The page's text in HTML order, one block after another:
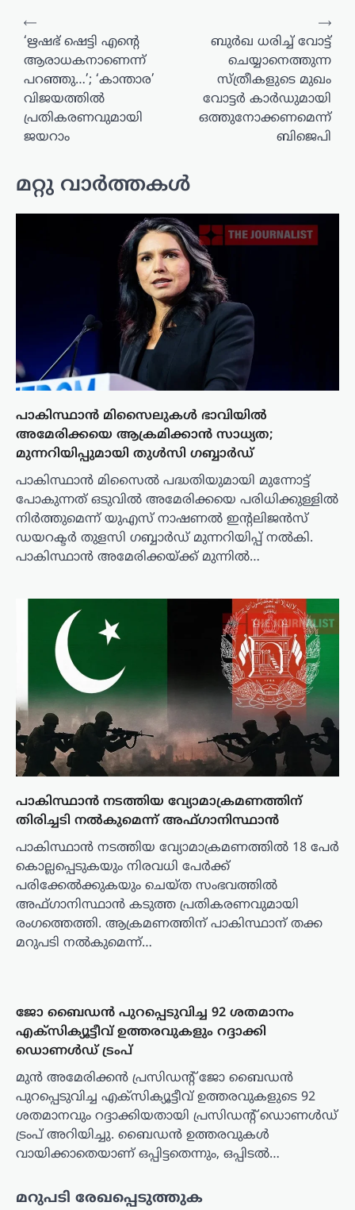
പോസ്റ്റുകളിലൂടെ
⟵
‘ഋഷഭ് ഷെട്ടി എന്റെ
ആരാധകനാണെന്ന്
പറഞ്ഞു…’; ‘കാന്താര’
വിജയത്തിൽ
പ്രതികരണവുമായി
ജയറാം
ബുർഖ ധരിച്ച് വോട്ട്
ചെയ്യാനെത്തുന്ന
സ്ത്രീകളുടെ മുഖം
വോട്ടർ കാർഡുമായി
ഒത്തുനോക്കണമെന്ന്
ബിജെപി
⟶
മറ്റു വാർത്തകൾ
പാകിസ്ഥാൻ മിസൈലുകൾ ഭാവിയിൽ
അമേരിക്കയെ ആക്രമിക്കാൻ സാധ്യത;
മുന്നറിയിപ്പുമായി തുൾസി ഗബ്ബാർഡ്
പാകിസ്ഥാൻ മിസൈൽ പദ്ധതിയുമായി മുന്നോട്ട്
പോകുന്നത് ഒടുവിൽ അമേരിക്കയെ പരിധിക്കുള്ളിൽ
നിർത്തുമെന്ന് യുഎസ് നാഷണൽ ഇന്റലിജൻസ്
ഡയറക്ടർ തുളസി ഗബ്ബാർഡ് മുന്നറിയിപ്പ് നൽകി.
പാകിസ്ഥാൻ അമേരിക്കയ്ക്ക് മുന്നിൽ…
പാകിസ്ഥാൻ നടത്തിയ വ്യോമാക്രമണത്തിന്
തിരിച്ചടി നൽകുമെന്ന് അഫ്ഗാനിസ്ഥാൻ
പാകിസ്ഥാൻ നടത്തിയ വ്യോമാക്രമണത്തിൽ 18 പേർ
കൊല്ലപ്പെടുകയും നിരവധി പേർക്ക്
പരിക്കേൽക്കുകയും ചെയ്ത സംഭവത്തിൽ
അഫ്ഗാനിസ്ഥാൻ കടുത്ത പ്രതികരണവുമായി
രംഗത്തെത്തി. ആക്രമണത്തിന് പാകിസ്ഥാന് തക്ക
മറുപടി നൽകുമെന്ന്…
ജോ ബൈഡൻ പുറപ്പെടുവിച്ച 92 ശതമാനം
എക്‌സിക്യൂട്ടീവ് ഉത്തരവുകളും റദ്ദാക്കി
ഡൊണൾഡ് ട്രംപ്
മുൻ അമേരിക്കൻ പ്രസിഡന്റ് ജോ ബൈഡൻ
പുറപ്പെടുവിച്ച എക്‌സിക്യൂട്ടീവ് ഉത്തരവുകളുടെ 92
ശതമാനവും റദ്ദാക്കിയതായി പ്രസിഡന്റ് ഡൊണൾഡ്
ട്രംപ് അറിയിച്ചു. ബൈഡൻ ഉത്തരവുകൾ
വായിക്കാതെയാണ് ഒപ്പിട്ടതെന്നും, ഒപ്പിടൽ…
മറുപടി രേഖപ്പെടുത്തുക